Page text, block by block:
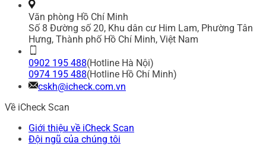
Văn phòng Hồ Chí Minh
Số 8 Đường số 20, Khu dân cư Him Lam, Phường Tân
Hưng, Thành phố Hồ Chí Minh, Việt Nam
0902 195 488(Hotline Hà Nội)
0974 195 488(Hotline Hồ Chí Minh)
cskh@icheck.com.vn
Về iCheck Scan
Giới thiệu về iCheck Scan
Đội ngũ của chúng tôi